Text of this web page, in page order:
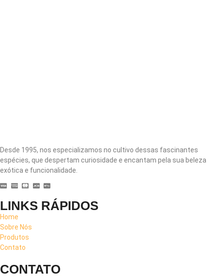
Desde 1995, nos especializamos no cultivo dessas fascinantes
espécies, que despertam curiosidade e encantam pela sua beleza
exótica e funcionalidade.
LINKS RÁPIDOS
Home
Sobre Nós
Produtos
Contato
CONTATO